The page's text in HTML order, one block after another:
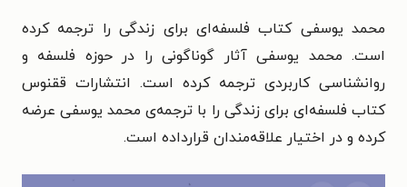
محمد یوسفی کتاب فلسفه‌ای برای زندگی را ترجمه کرده
است. محمد یوسفی آثار گوناگونی را در حوزه فلسفه و
روانشناسی کاربردی ترجمه کرده است. انتشارات ققنوس
کتاب فلسفه‌ای برای زندگی را با ترجمه‌ی محمد یوسفی عرضه
کرده و در اختیار علاقه‌مندان قرارداده است.